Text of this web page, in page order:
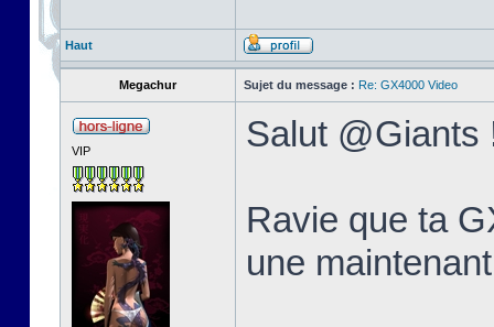
Haut
Megachur Sujet du message : Re: GX4000 Video
VIP Salut @Giants
Ravie que ta
une